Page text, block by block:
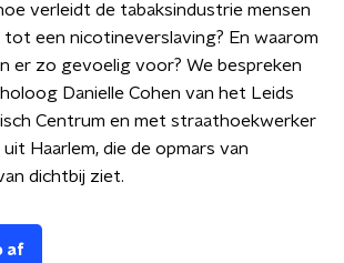
verleidt de tabaksindustrie mensen
een nicotineverslaving? En waarom
er zo gevoelig voor? We bespreken
Danielle Cohen van het Leids
Centrum en met straathoekwerker
Haarlem, die de opmars van
dichtbij ziet.
af